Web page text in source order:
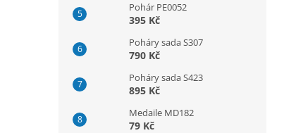
Pohár PE0052
395 Kč
Poháry sada S307
790 Kč
Poháry sada S423
895 Kč
Medaile MD182
79 Kč